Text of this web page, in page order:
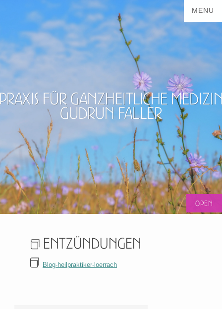
für ganzheitliche
Gudrun Faller
Entzündungen
Blog-heilpraktiker-loerrach